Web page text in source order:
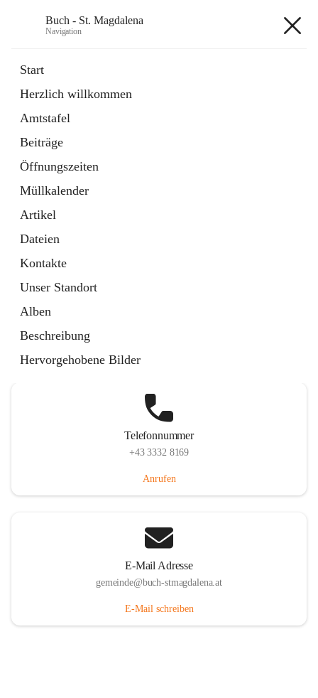
Buch - St. Magdalena
Navigation
Start
Herzlich willkommen
Amtstafel
Beiträge
Öffnungszeiten
Müllkalender
Artikel
Dateien
Kontakte
Unser Standort
Alben
Beschreibung
Hervorgehobene Bilder
11 Schnellzugriffe
Bürgerservice
10 Schnellzugriffe
Telefonnummer
+43 3332 8169
Anrufen
E-Mail Adresse
gemeinde@buch-stmagdalena.at
E-Mail schreiben